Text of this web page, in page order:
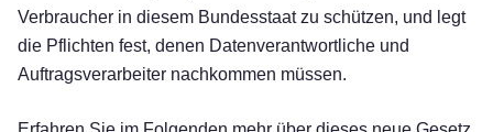
Verbraucher in diesem Bundesstaat zu schützen, und legt
die Pflichten fest, denen Datenverantwortliche und
Auftragsverarbeiter nachkommen müssen.